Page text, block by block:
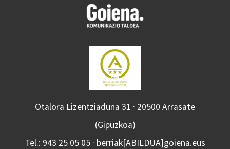
Otalora Lizentziaduna 31 · 20500 Arrasate
(Gipuzkoa)
Tel.: 943 25 05 05 · berriak[ABILDUA]goiena.eus